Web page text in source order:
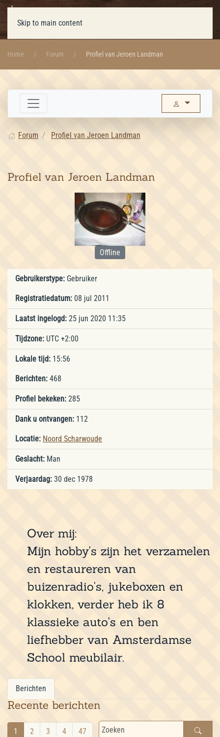
Skip to main content
Home Forum Profiel van Jeroen Landman
Forum Profiel van Jeroen Landman
Profiel van Jeroen Landman
Offline
Gebruikerstype: Gebruiker
Registratiedatum: 08 jul 2011
Laatst ingelogd: 25 jun 2020 11:35
Tijdzone: UTC +2:00
Lokale tijd: 15:56
Berichten: 468
Profiel bekeken: 285
Dank u ontvangen: 112
Locatie: Noord Scharwoude
Geslacht: Man
Verjaardag: 30 dec 1978
Over mij:
Mijn hobby's zijn het verzamelen
en restaureren van
buizenradio's, jukeboxen en
klokken, verder heb ik 8
klassieke auto's en ben
liefhebber van Amsterdamse
School meubilair.
Berichten
Recente berichten
1 2 3 4 47